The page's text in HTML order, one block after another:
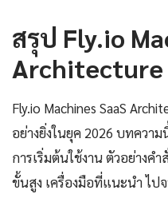
สรุป Fly.io
Architecture
Fly.io Machines SaaS
อย่างยิ่งในยุค 2026 บทควา
การเริ่มต้นใช้งาน ตัวอย่างค
ขั้นสูง เครื่องมือที่แนะนำ ไป